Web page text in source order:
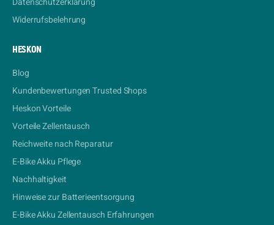
Widerrufsbelehrung
HESKON
Blog
Kundenbewertungen Trusted Shops
Heskon Vorteile
Vorteile Zellentausch
Reichweite nach Reparatur
E-Bike Akku Pflege
Nachhaltigkeit
Hinweise zur Batterieentsorgung
E-Bike Akku Zellentausch Erfahrungen